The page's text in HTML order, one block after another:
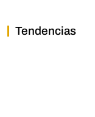
Tendencias